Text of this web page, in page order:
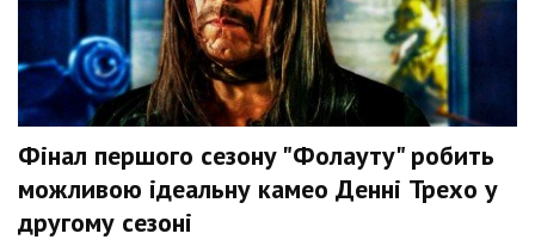
Фінал першого сезону "Фолауту" робить
можливою ідеальну камео Денні Трехо у
другому сезоні